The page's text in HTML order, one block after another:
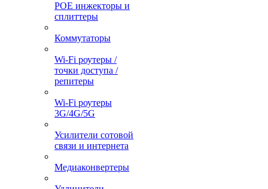
POE инжекторы и
сплиттеры
Коммутаторы
Wi-Fi роутеры /
точки доступа /
репитеры
Wi-Fi роутеры
3G/4G/5G
Усилители сотовой
связи и интернета
Медиаконвертеры